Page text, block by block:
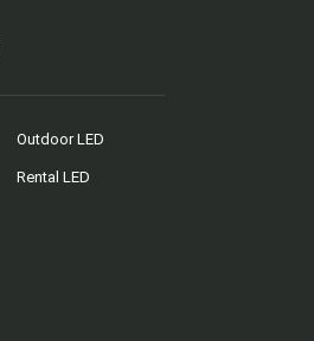
Outdoor LED
Rental LED